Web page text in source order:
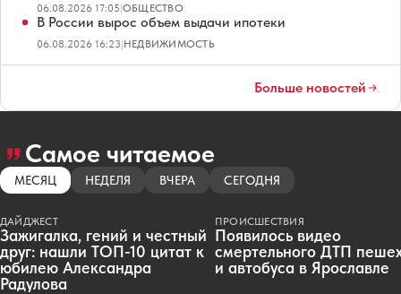
06.08.2026 17:05|ОБЩЕСТВО
В России вырос объем выдачи ипотеки
06.08.2026 16:23|НЕДВИЖИМОСТЬ
Больше новостей
Самое читаемое
МЕСЯЦ НЕДЕЛЯ ВЧЕРА СЕГОДНЯ
ДАЙДЖЕСТ
Зажигалка, гений и честный
друг: нашли ТОП-10 цитат к
юбилею Александра
Радулова
ПРОИСШЕСТВИЯ
Появилось видео
смертельного ДТП
и автобуса в Ярославле